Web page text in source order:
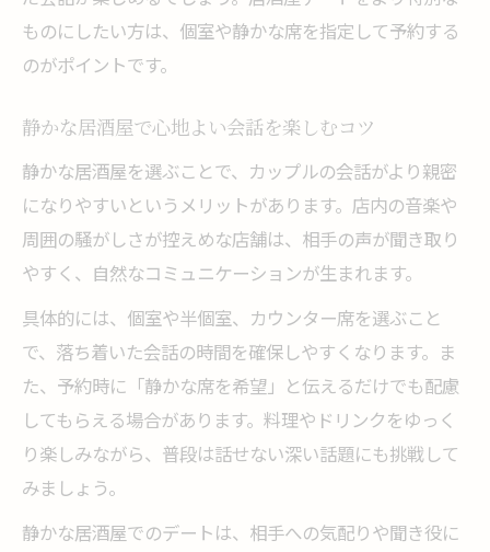
ものにしたい方は、個室や静かな席を指定して予約する
のがポイントです。
静かな居酒屋で心地よい会話を楽しむコツ
静かな居酒屋を選ぶことで、カップルの会話がより親密
になりやすいというメリットがあります。店内の音楽や
周囲の騒がしさが控えめな店舗は、相手の声が聞き取り
やすく、自然なコミュニケーションが生まれます。
具体的には、個室や半個室、カウンター席を選ぶこと
で、落ち着いた会話の時間を確保しやすくなります。ま
た、予約時に「静かな席を希望」と伝えるだけでも配慮
してもらえる場合があります。料理やドリンクをゆっく
り楽しみながら、普段は話せない深い話題にも挑戦して
みましょう。
静かな居酒屋でのデートは、相手への気配りや聞き役に